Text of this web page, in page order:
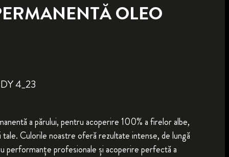
OLEO
4_23
a părului, pentru acoperire 100% a firelor albe,
Culorile noastre oferă rezultate intense, de lungă
performanțe profesionale și acoperire perfectă a